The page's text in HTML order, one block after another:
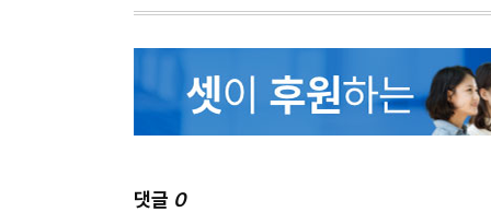
댓글 0